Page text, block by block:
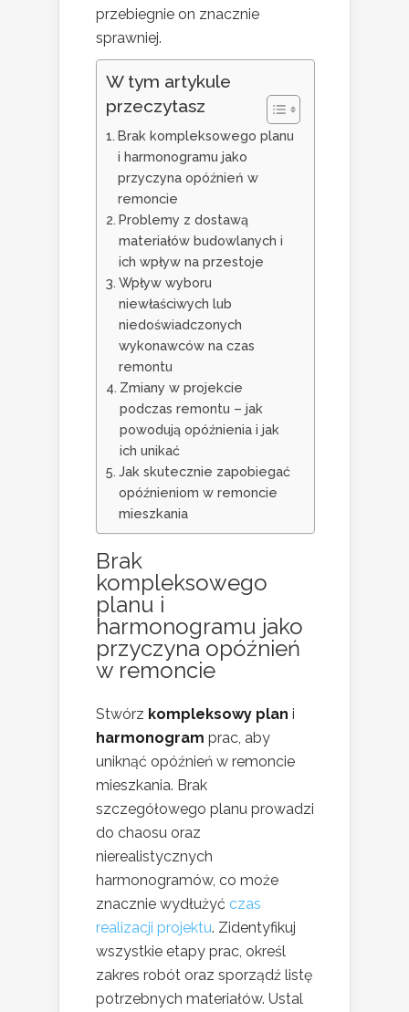
przebiegnie on znacznie
sprawniej.
W tym artykule
przeczytasz
Brak kompleksowego planu
i harmonogramu jako
przyczyna opóźnień w
remoncie
Problemy z dostawą
materiałów budowlanych i
ich wpływ na przestoje
Wpływ wyboru
niewłaściwych lub
niedoświadczonych
wykonawców na czas
remontu
Zmiany w projekcie
podczas remontu – jak
powodują opóźnienia i jak
ich unikać
Jak skutecznie zapobiegać
opóźnieniom w remoncie
mieszkania
Brak
kompleksowego
planu i
harmonogramu jako
przyczyna opóźnień
w remoncie
Stwórz kompleksowy plan i
harmonogram prac, aby
uniknąć opóźnień w remoncie
mieszkania. Brak
szczegółowego planu prowadzi
do chaosu oraz
nierealistycznych
harmonogramów, co może
znacznie wydłużyć czas
realizacji projektu. Zidentyfikuj
wszystkie etapy prac, określ
zakres robót oraz sporządź listę
potrzebnych materiałów. Ustal